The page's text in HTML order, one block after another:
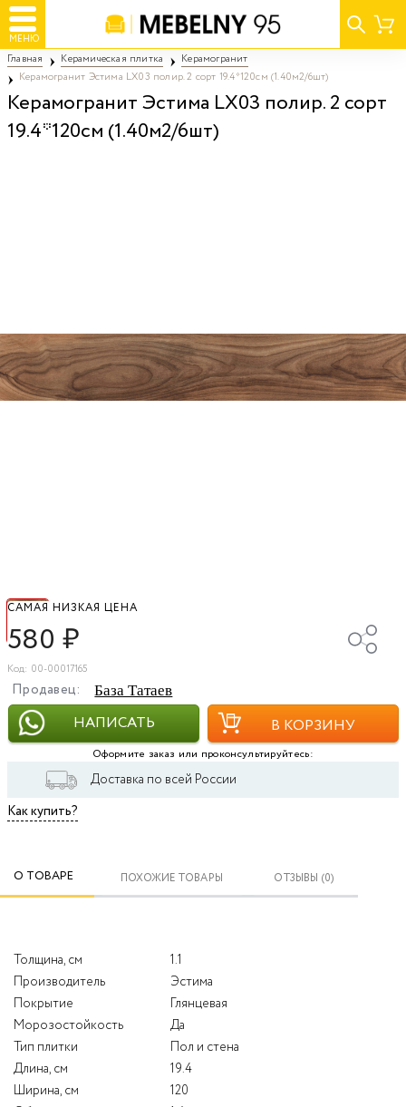
МЕНЮ
Главная Керамическая плитка
Керамогранит
Керамогранит Эстима LX03 полир. 2 сорт 19.4*120см (1.40м2/6шт)
Керамогранит Эстима LX03 полир. 2 сорт
19.4*120см (1.40м2/6шт)
САМАЯ НИЗКАЯ ЦЕНА
580 ₽
Код: 00-00017165
Продавец: База Татаев
НАПИСАТЬ В КОРЗИНУ
Оформите заказ или проконсультируйтесь:
Доставка по всей России
Как купить?
О ТОВАРЕ ПОХОЖИЕ ТОВАРЫ ОТЗЫВЫ (0)
Толщина, см
1.1
Производитель
Эстима
Покрытие
Глянцевая
Морозостойкость
Да
Тип плитки
Пол и стена
Длина, см
19.4
Ширина, см
120